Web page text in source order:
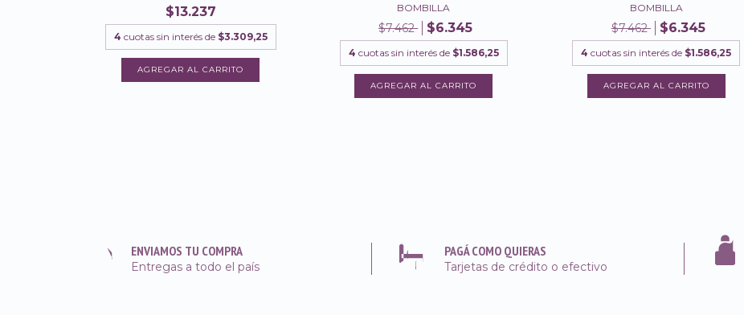
$13.237
4 cuotas sin interés de $3.309,25
BOMBILLA
$7.462 $6.345
4 cuotas sin interés de $1.586,25
BOMBILLA
$7.462 $6.345
4 cuotas sin interés de $1.586,25
ENVIAMOS TU COMPRA
Entregas a todo el país
PAGÁ COMO QUIERAS
Tarjetas de crédito o efectivo